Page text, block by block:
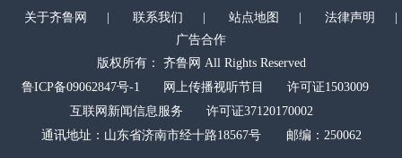
关于齐鲁网 联系我们 站点地图 法律声明
广告合作
版权所有： 齐鲁网 All Rights Reserved
鲁ICP备09062847号-1
网上传播视听节目
许可证1503009
互联网新闻信息服务
许可证37120170002
通讯地址：山东省济南市经十路18567号 邮编：250062